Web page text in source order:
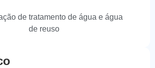
de tratamento de água e água
de reuso